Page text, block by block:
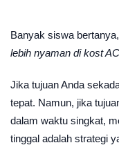
Banyak siswa bertanya,
lebih nyaman di kost
Jika tujuan Anda
tepat. Namun, jika
dalam waktu singkat,
tinggal adalah strategi